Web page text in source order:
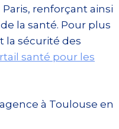
renforçant ainsi
la santé. Pour plus
la sécurité des
santé pour les
à Toulouse en